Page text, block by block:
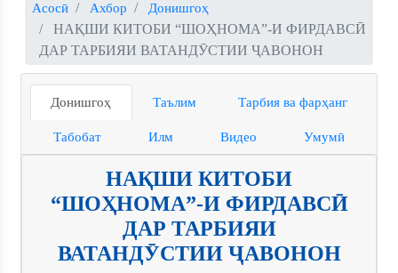
Асосӣ Ахбор Донишгоҳ
НАҚШИ КИТОБИ “ШОҲНОМА”-И ФИРДАВСӢ
ДАР ТАРБИЯИ ВАТАНДӮСТИИ ҶАВОНОН
Донишгоҳ Таълим Тарбия ва фарҳанг
Табобат Илм Видео Умумӣ
НАҚШИ КИТОБИ
“ШОҲНОМА”-И ФИРДАВСӢ
ДАР ТАРБИЯИ
ВАТАНДӮСТИИ ҶАВОНОН